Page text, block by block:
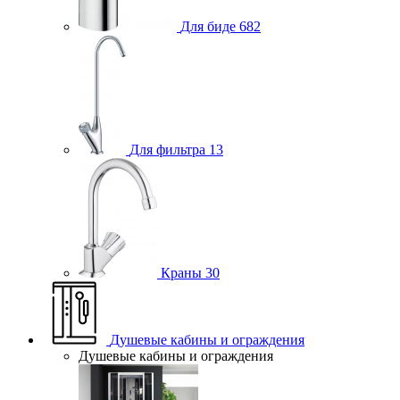
Для биде 682
Для фильтра 13
Краны 30
Душевые кабины и ограждения
Душевые кабины и ограждения